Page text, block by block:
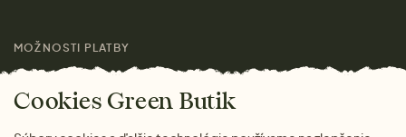
MOŽNOSTI PLATBY
Cookies Green Butik